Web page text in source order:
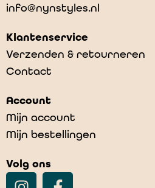
info@nynstyles.nl
Klantenservice
Verzenden & retourneren
Contact
Account
Mijn account
Mijn bestellingen
Volg ons